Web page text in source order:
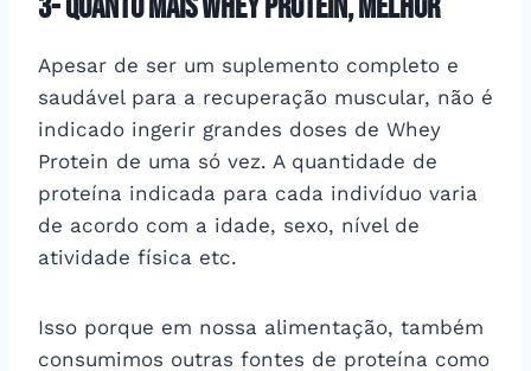
Apesar de ser um suplemento completo e
saudável para a recuperação muscular, não é
indicado ingerir grandes doses de Whey
Protein de uma só vez. A quantidade de
proteína indicada para cada indivíduo varia
de acordo com a idade, sexo, nível de
atividade física etc.
Isso porque em nossa alimentação, também
consumimos outras fontes de proteína como